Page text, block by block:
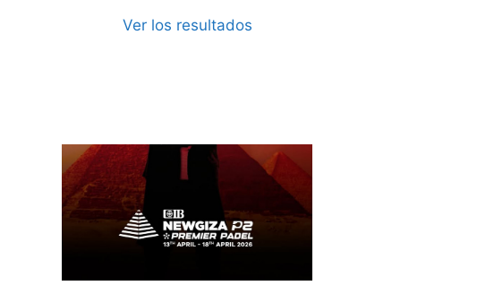
Ver los resultados